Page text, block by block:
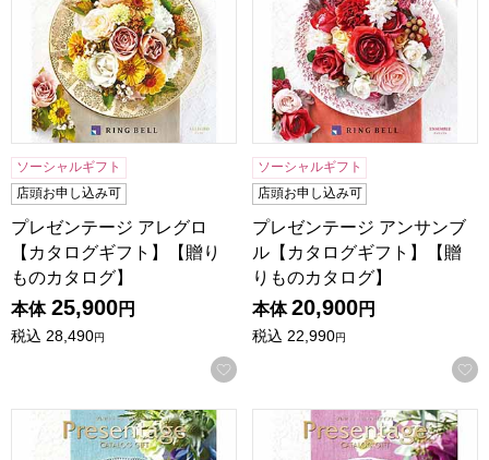
ソーシャルギフト
店頭お申し込み可
プレゼンテージ アレグロ
【カタログギフト】【贈り
ものカタログ】
本体 25,900円
税込 28,490円
お気に入りに登録する
ソーシャルギフト
店頭お申し込み可
プレゼンテージ アンサンブ
ル【カタログギフト】【贈
りものカタログ】
本体 20,900円
税込 22,990円
プレゼンテージ ポロネーズ【カタログギフト】【贈りもの
プレゼンテージ ボレロ【カ